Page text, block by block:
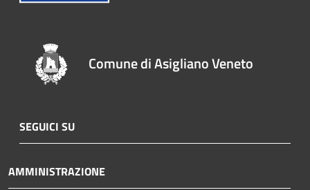
Comune di Asigliano Veneto
SEGUICI SU
AMMINISTRAZIONE